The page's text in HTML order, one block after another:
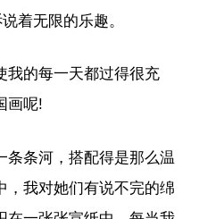
着无限的乐趣。
我的每一天都过得很充
画呢!
条条河，搭配得是那么温
，我对她们有说不完的绵